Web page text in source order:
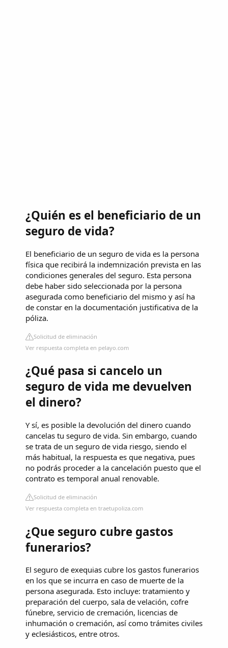
¿Quién es el beneficiario de un
seguro de vida?
El beneficiario de un seguro de vida es la persona
física que recibirá la indemnización prevista en las
condiciones generales del seguro. Esta persona
debe haber sido seleccionada por la persona
asegurada como beneficiario del mismo y así ha
de constar en la documentación justificativa de la
póliza.
Solicitud de eliminación
Ver respuesta completa en pelayo.com
¿Qué pasa si cancelo un
seguro de vida me devuelven
el dinero?
Y sí, es posible la devolución del dinero cuando
cancelas tu seguro de vida. Sin embargo, cuando
se trata de un seguro de vida riesgo, siendo el
más habitual, la respuesta es que negativa, pues
no podrás proceder a la cancelación puesto que el
contrato es temporal anual renovable.
Solicitud de eliminación
Ver respuesta completa en traetupoliza.com
¿Que seguro cubre gastos
funerarios?
El seguro de exequias cubre los gastos funerarios
en los que se incurra en caso de muerte de la
persona asegurada. Esto incluye: tratamiento y
preparación del cuerpo, sala de velación, cofre
fúnebre, servicio de cremación, licencias de
inhumación o cremación, así como trámites civiles
y eclesiásticos, entre otros.